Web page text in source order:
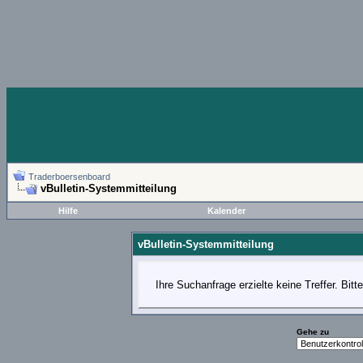
Traderboersenboard
vBulletin-Systemmitteilung
Hilfe Kalender
vBulletin-Systemmitteilung
Ihre Suchanfrage erzielte keine Treffer.
Gehe zu